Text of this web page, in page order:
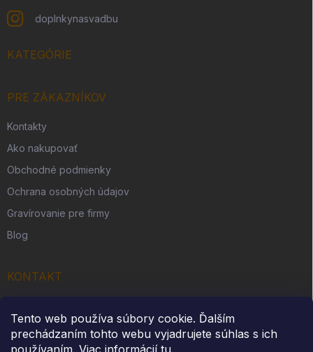
Tento web používa súbory cookie. Ďalším
prechádzaním tohto webu vyjadrujete súhlas s ich
používaním. Viac informácií tu
doplnkynasvadbu
KATEGÓRIE
PRE ZÁKAZNÍKOV
Kontakty
Ako nakupovať
Obchodné podmienky
Ochrana osobných údajov
Gravírovanie pre firmy
Blog
KONTAKT
Slovenská Ves 262
IČO: 54312914